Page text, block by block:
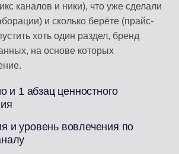
каналов и ники), что уже сделали
и сколько берёте (прайс-
хоть один раздел, бренд
на основе которых
и 1 абзац ценностного
и уровень вовлечения по